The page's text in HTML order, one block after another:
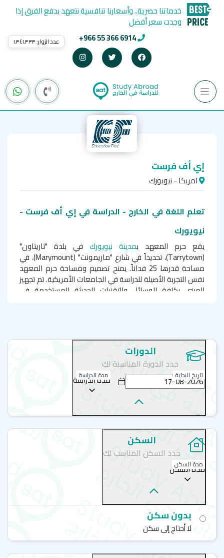
+966 55 366 6914
خدماتنا حصرية.. وأسعارنا تنافسية نتعهد بدفع الفرق إذا
وجدت سعر أفضل
عدد الزوار: ١٬٣٤١٬٣٣٣
إي أف فرست
امريكا - نيويورك
تعلم اللغة في الخارج - الدراسة في إي أف فرست -
نيويورك
يقع حرم المعهد بمدينة نيويورك في بلدة "تاريتاون"
(
Tarrytown)، تحديداً في شارع "ماريمونت" (Marymount)، في
مساحة قدرها 25 فداناً. يمنح تصميم ومساحة حرم المعهد
نفس التجربة الأصيلة للدراسة في الجامعات الأمريكية. تم تجهيز
المبنى بكافة الوسائل والتقنيات الحديثة المستخدمة في
دورات اللغة الانجليزية في امريكا
تساعد الدورات والبرامج التي يُقدمها المعهد على تطوير
مهارات الطلبة اللغوية، والتي تساعدهم على مواصلة رحلة
التعليم، والتزود بمهارات مختلفة في حياتهم الأكاديمية أو
المهنية، كما تساهم تلك الدورات على تكوين علاقات قوية مع
زملائهم تستمر معهم حتى بعد نهاية البرنامج التدريبي. فيما
يلي باقة من أهم الدورات التي يُقدمها معهد "إي أف" EF
Education First بالتعاون مع
الأكاديمية:
دورة اللغة الإنجليزية العامة
دورة اللغة الإنجليزية العامة المكثفة والشبه مكثفة
دورة اللغة الإنجليزية في الأعمال
دورة الإعداد لامتحان آيلتس
الدورات
حدد الدورة المناسبة لك
تاريخ البداية مدة الدراسة
مدة الدراسة
السكن
حدد السكن المناسب لك
مدة السكن
مدة السكن
بدون سكن
لا أحتاج إلى سكن